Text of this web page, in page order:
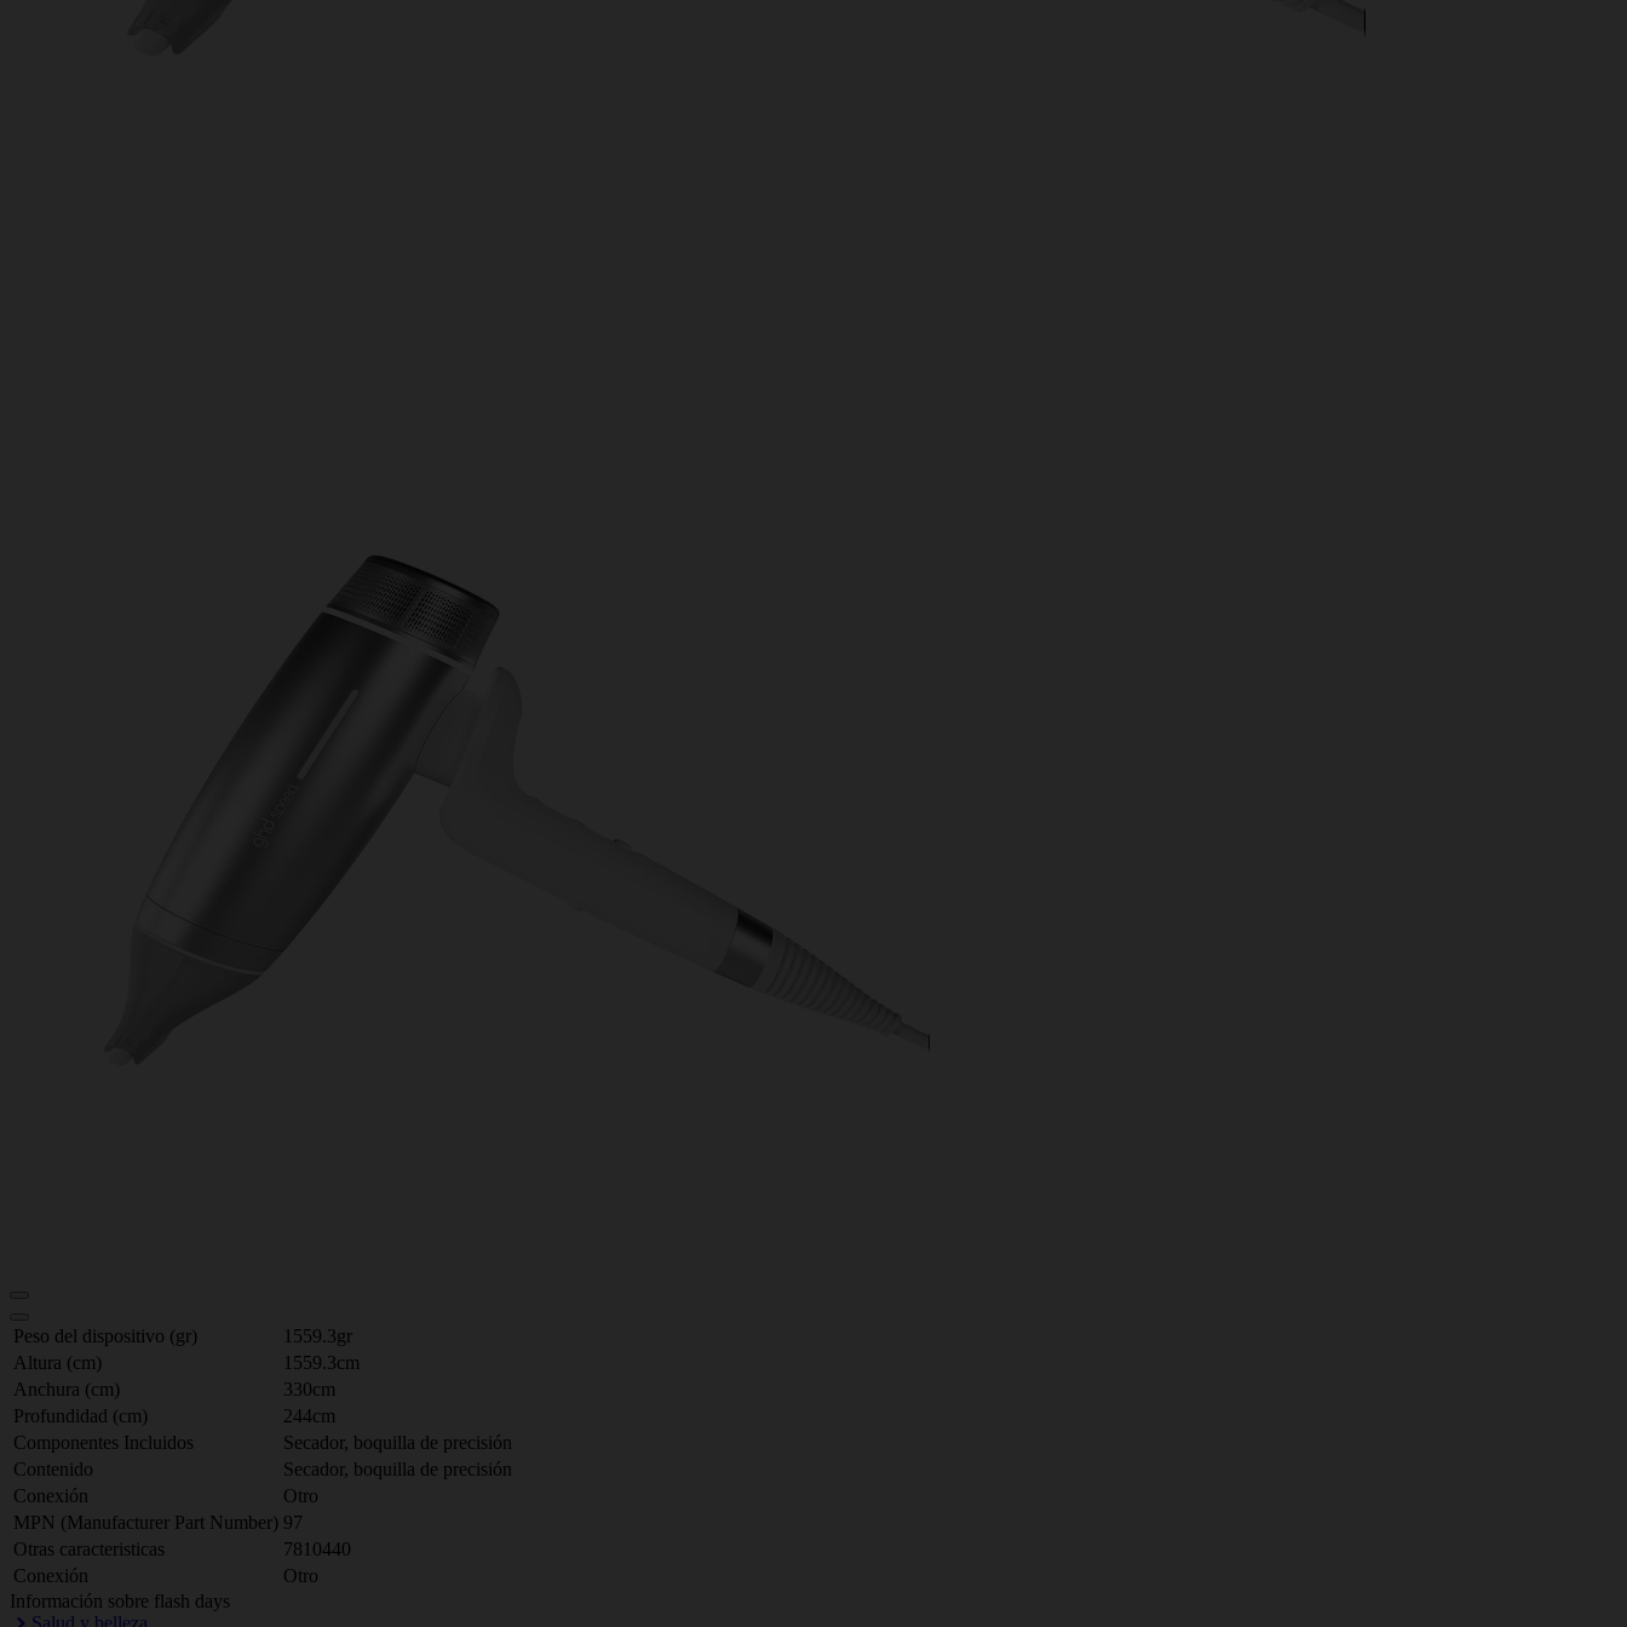
Peso del dispositivo (gr)
1559.3gr
Altura (cm)
1559.3cm
Anchura (cm)
330cm
Profundidad (cm)
244cm
Componentes Incluidos
Secador, boquilla de precisión
Contenido
Secador, boquilla de precisión
Conexión
Otro
MPN (Manufacturer Part Number) 97
Otras caracteristicas
7810440
Conexión
Otro
Información sobre flash days
Salud y belleza